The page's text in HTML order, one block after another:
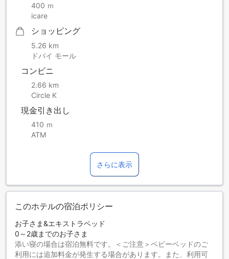
400 ｍ
icare
ショッピング
5.26 km
ドバイ モール
コンビニ
2.66 km
Circle K
現金引き出し
410 ｍ
ATM
さらに表示
このホテルの宿泊ポリシー
お子さま&エキストラベッド
0～2歳までのお子さま
添い寝の場合は宿泊無料です。＜ご注意＞ベビーベッドのご
利用には追加料金が発生する場合があります。また、利用可